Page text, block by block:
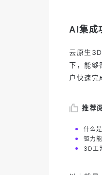
AI集成
云原生
下，能够
户快速完
推荐
什么
钜力
3D工